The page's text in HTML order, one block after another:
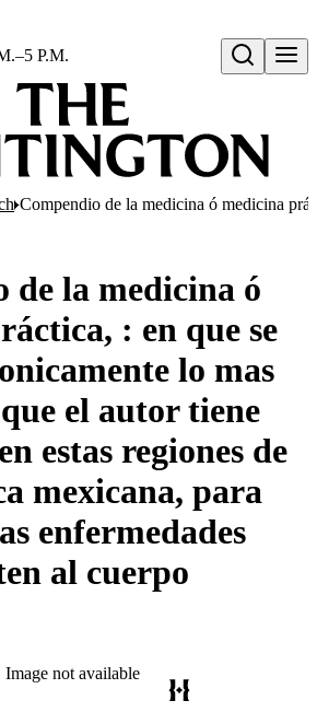
Open search
P.M.
Compendio de la medicina ó medicina
de la medicina ó
: en que se
lo mas
el autor tiene
estas regiones de
mexicana, para
enfermedades
al cuerpo
Image not available